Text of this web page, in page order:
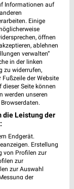
ab Mo.
Informationen auf
Einige
öffnen
ablehnen
verwalten“
in der linken
zu widerrufen,
der Website
dieser Seite können
werden unseren
die Leistung der
Endgerät.
Erstellung
von Profilen zur
zur
zur Auswahl
der